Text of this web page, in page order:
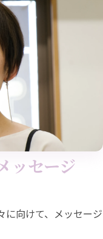
ッセージ
に向けて、メッセージ